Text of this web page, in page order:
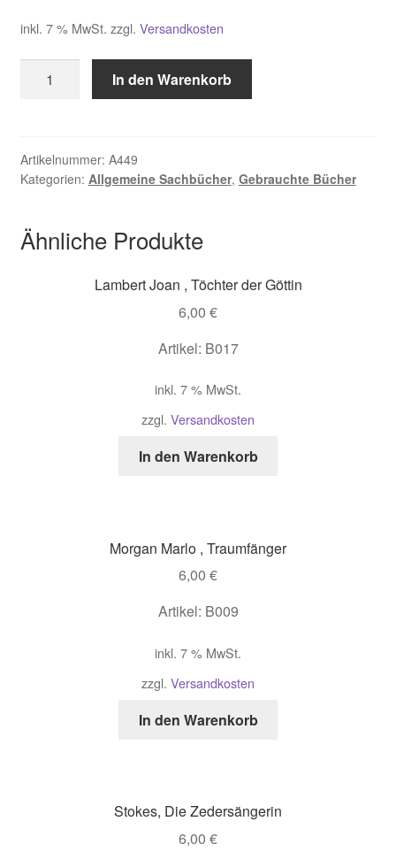
inkl. 7 % MwSt. zzgl. Versandkosten
Geschichte
Nordamerikas
Menge
In den Warenkorb
Artikelnummer: A449
Kategorien: Allgemeine Sachbücher, Gebrauchte Bücher
Ähnliche Produkte
Lambert Joan , Töchter der Göttin
6,00 €
Artikel: B017
inkl. 7 % MwSt.
zzgl. Versandkosten
In den Warenkorb
Morgan Marlo , Traumfänger
6,00 €
Artikel: B009
inkl. 7 % MwSt.
zzgl. Versandkosten
In den Warenkorb
Stokes, Die Zedersängerin
6,00 €